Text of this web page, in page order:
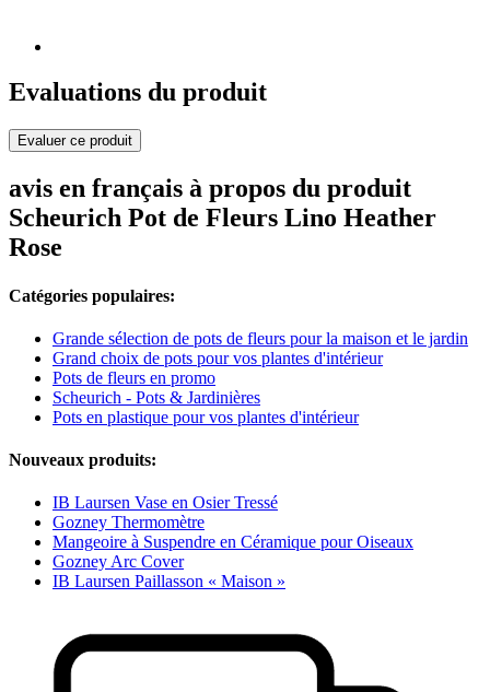
Evaluations du produit
Evaluer ce produit
avis en français à propos du produit
Scheurich Pot de Fleurs Lino Heather
Rose
Catégories populaires:
Grande sélection de pots de fleurs pour la maison et le jardin
Grand choix de pots pour vos plantes d'intérieur
Pots de fleurs en promo
Scheurich - Pots & Jardinières
Pots en plastique pour vos plantes d'intérieur
Nouveaux produits:
IB Laursen Vase en Osier Tressé
Gozney Thermomètre
Mangeoire à Suspendre en Céramique pour Oiseaux
Gozney Arc Cover
IB Laursen Paillasson « Maison »